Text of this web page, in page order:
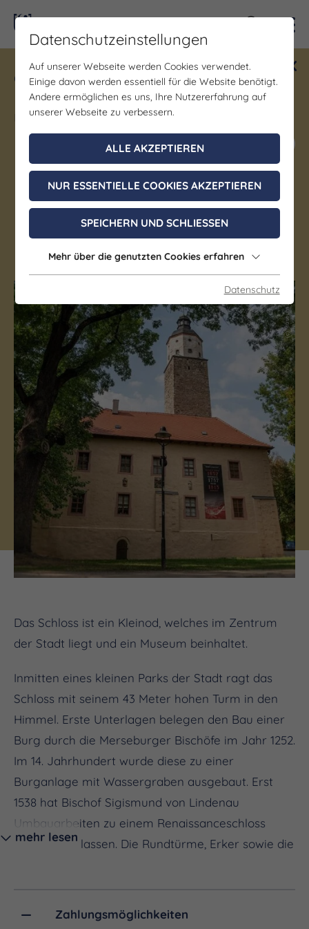
Gewinne ein Blind Date mit Saale-
Unstrut! Teilnahme vom 1.7. - 18.12.
möglich.
Jetzt mitmachen
Schloss Lützen
Lützen
(c) Museum Lützen
Das Schloss ist ein Kleinod, welches im Zentrum
der Stadt liegt und ein Museum beinhaltet.
Inmitten eines kleinen Parks der Stadt ragt das
Schloss mit seinem 43 Meter hohen Turm in den
Himmel. Erste Unterlagen belegen den Bau einer
Burg durch die Merseburger Bischöfe im Jahr 1252.
Im 14. Jahrhundert wurde diese zu einer
Burganlage mit Wassergraben ausgebaut. Erst
1538 hat Bischof Sigismund von Lindenau
Umbauarbeiten zu einem Renaissanceschloss
vornehmen lassen. Die Rundtürme, Erker sowie die
mehr lesen
Zahlungsmöglichkeiten
Datenschutzeinstellungen
Auf unserer Webseite werden Cookies verwendet.
Einige davon werden essentiell für die Website benötigt.
Andere ermöglichen es uns, Ihre Nutzererfahrung auf
unserer Webseite zu verbessern.
ALLE AKZEPTIEREN
NUR ESSENTIELLE COOKIES AKZEPTIEREN
SPEICHERN UND SCHLIESSEN
Mehr über die genutzten Cookies erfahren
Datenschutz